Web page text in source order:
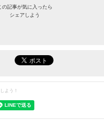
の記事が気に入ったら
シェアしよう
新情報をお届けします。
よう！